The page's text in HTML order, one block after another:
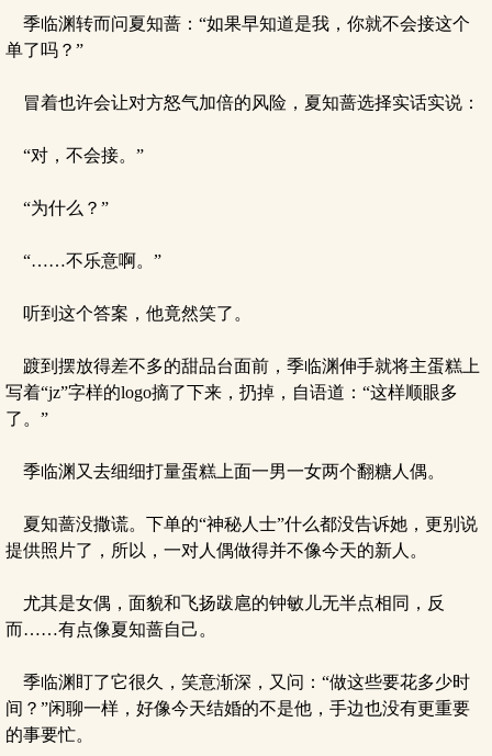
季临渊转而问夏知蔷：“如果早知道是我，你就不会接这个
单了吗？”
冒着也许会让对方怒气加倍的风险，夏知蔷选择实话实说：
“对，不会接。”
“为什么？”
“……不乐意啊。”
听到这个答案，他竟然笑了。
踱到摆放得差不多的甜品台面前，季临渊伸手就将主蛋糕上
写着“jz”字样的logo摘了下来，扔掉，自语道：“这样顺眼多
了。”
季临渊又去细细打量蛋糕上面一男一女两个翻糖人偶。
夏知蔷没撒谎。下单的“神秘人士”什么都没告诉她，更别说
提供照片了，所以，一对人偶做得并不像今天的新人。
尤其是女偶，面貌和飞扬跋扈的钟敏儿无半点相同，反
而……有点像夏知蔷自己。
季临渊盯了它很久，笑意渐深，又问：“做这些要花多少时
间？”闲聊一样，好像今天结婚的不是他，手边也没有更重要
的事要忙。